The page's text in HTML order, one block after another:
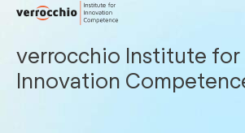
verrocchio Institute for
Innovation